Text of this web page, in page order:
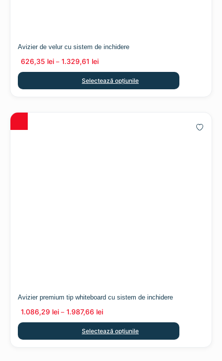
Avizier de velur cu sistem de inchidere
626,35 lei – 1.329,61 lei
Selectează opțiunile
Avizier premium tip whiteboard cu sistem de inchidere
1.086,29 lei – 1.987,66 lei
Selectează opțiunile